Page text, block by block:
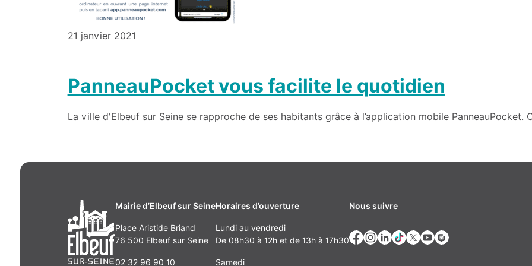
21 janvier 2021
PanneauPocket vous facilite le quotidien
La ville d'Elbeuf sur Seine se rapproche de ses habitants grâce à l’application mobile PanneauPocket.
Mairie d’Elbeuf sur Seine
Place Aristide Briand
76 500 Elbeuf sur Seine
02 32 96 90 10
Horaires d’ouverture
Lundi au vendredi
De 08h30 à 12h et de 13h à 17h30
Samedi
Nous suivre